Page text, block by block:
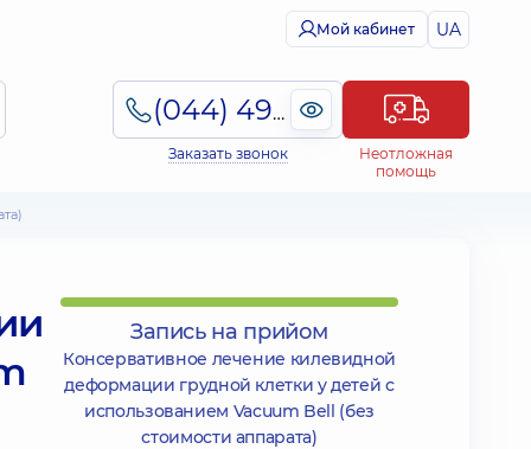
Мой кабинет UA
(044) 495-2-888
Заказать звонок
Неотложная
помощь
Запись на прийом
Консервативное лечение килевидной
деформации грудной клетки у детей с
использованием Vacuum Bell (без
стоимости аппарата)